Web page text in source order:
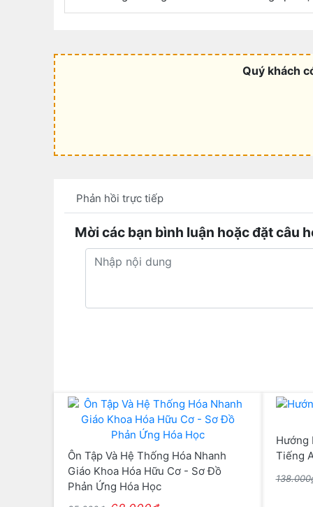
Quý khách
Phản hồi trực tiếp
Mời các bạn bình luận hoặc đặt câu
Ôn Tập Và Hệ Thống Hóa Nhanh
Giáo Khoa Hóa Hữu Cơ - Sơ Đồ
Phản Ứng Hóa Học
Hướng
Tiếng